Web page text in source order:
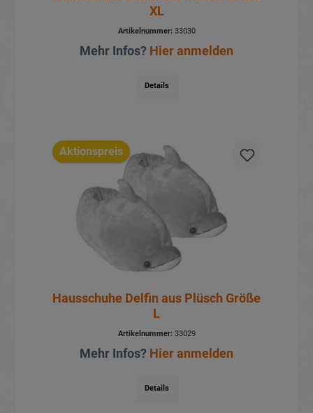
XL
Artikelnummer:33030
Mehr Infos? Hier anmelden
Details
Aktionspreis
Hausschuhe Delfin aus Plüsch Größe
L
Artikelnummer:33029
Mehr Infos? Hier anmelden
Details